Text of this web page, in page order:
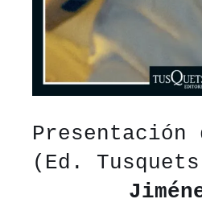
Presentación
(Ed.